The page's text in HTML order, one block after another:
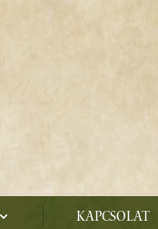
Kapcsolat